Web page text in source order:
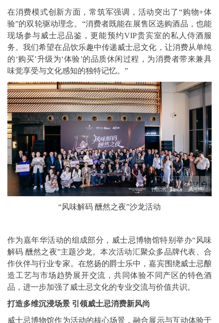
在消费模式创新方面，常筑军强调，活动突出了“购物+体
验”的双轮驱动理念。“消费者既能在展售区选购酒品，也能
现场参与威士忌品鉴，更能预约VIP贵宾室的私人侍酒服
务。我们希望在品饮乐趣中传递威士忌文化，让消费从单纯
的‘购买’升级为‘体验’的品质休闲过程，为消费者带来兼具
味觉享受与文化感知的独特记忆。”
“风味解码 醺然之夜”沙龙活动
作为嘉年华活动的组成部分，威士忌博物馆特别举办“风味
解码 醺然之夜”主题沙龙。本次活动汇聚众多品牌代表、合
作伙伴与行业专家。在悠扬的爵士乐中，嘉宾围绕威士忌酿
造工艺与市场趋势展开交流，共同体验不同产区的特色酒
品，进一步加强了威士忌文化的专业交流与价值共识。
打造多维沉浸场景 引领威士忌消费新风尚
威士忌博物馆作为活动的核心场景，融合展示与互动体验于